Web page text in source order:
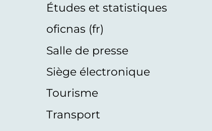
Études et statistiques
oficnas (fr)
Salle de presse
Siège électronique
Tourisme
Transport